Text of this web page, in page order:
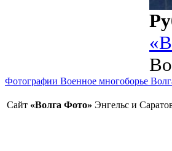
Фотографии Военное многоборье
Сайт «Волга Фото» Энгельс и